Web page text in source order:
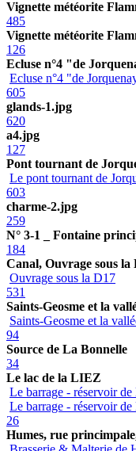
Vignette météorite
485
Vignette météorite
126
Ecluse n°4 "de
Ecluse n°4 "de
605
glands-1.jpg
620
a4.jpg
127
Pont tournant de
Le pont tournant de
603
charme-2.jpg
259
N° 3-1 _ Fontaine
184
Canal, Ouvrage sous la
Ouvrage sous la D17
531
Saints-Geosme et la
Saints-Geosme et la
94
Source de La Bonnelle
34
Le lac de la LIEZ
Le barrage - réservoir
Le barrage - réservoir
26
Humes, rue